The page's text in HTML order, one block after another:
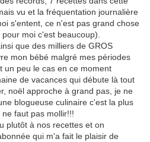
vu et la fréquentation journalière
s'entent, ce n'est pas grand chose
moi c'est beaucoup).
que des milliers de GROS
mon bébé malgré mes périodes
un peu le cas en ce moment
de vacances qui débute là tout
noël approche à grand pas, je ne
blogueuse culinaire c'est la plus
faut pas mollir!!!
plutôt à nos recettes et on
qui m'a fait le plaisir de